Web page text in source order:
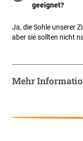
geeignet?
Ja, die Sohle unserer
aber sie sollten nicht
Mehr